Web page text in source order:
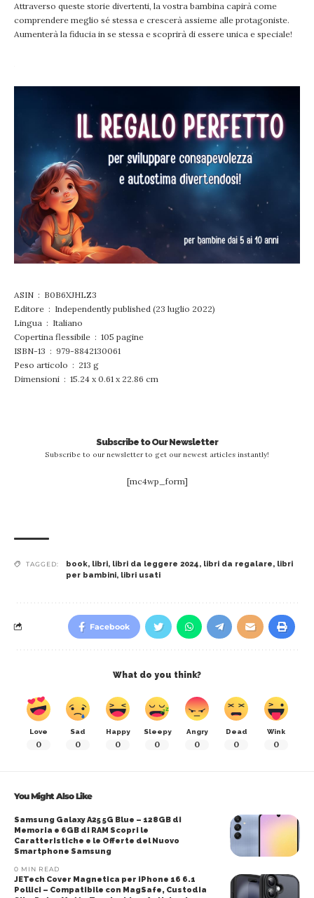
Attraverso queste storie divertenti, la vostra bambina capirà come
comprendere meglio sé stessa e crescerà assieme alle protagoniste.
Aumenterà la fiducia in se stessa e scoprirà di essere unica e speciale!
ASIN ‏ : ‎ B0B6XJHLZ3
Editore ‏ : ‎ Independently published (23 luglio 2022)
Lingua ‏ : ‎ Italiano
Copertina flessibile ‏ : ‎ 105 pagine
ISBN-13 ‏ : ‎ 979-8842130061
Peso articolo ‏ : ‎ 213 g
Dimensioni ‏ : ‎ 15.24 x 0.61 x 22.86 cm
Subscribe to Our Newsletter
Subscribe to our newsletter to get our newest articles instantly!
[mc4wp_form]
TAGGED: book, libri, libri da leggere 2024, libri da regalare, libri
per bambini, libri usati
Facebook
What do you think?
Love
0
Sad
0
Happy
0
Sleepy
0
Angry
0
Dead
0
Wink
0
You Might Also Like
Samsung Galaxy A25 5G Blue – 128GB di
Memoria e 6GB di RAM Scopri le
Caratteristiche e le Offerte del Nuovo
Smartphone Samsung
0 MIN READ
JETech Cover Magnetica per iPhone 16 6.1
Pollici – Compatibile con MagSafe, Custodia